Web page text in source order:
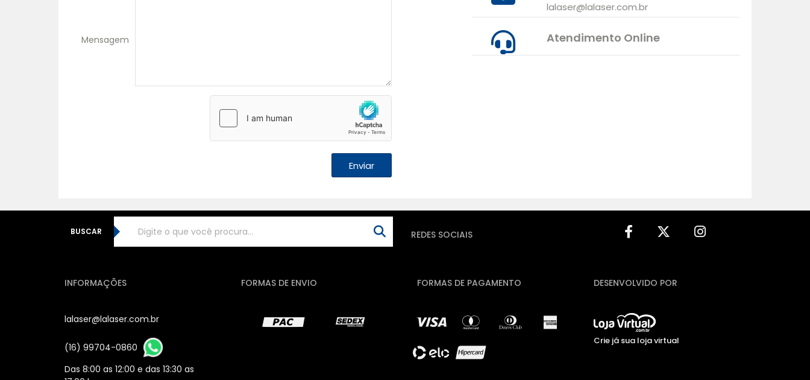
Mensagem
Enviar
lalaser@lalaser.com.br
Atendimento Online
BUSCAR REDES SOCIAIS
INFORMAÇÕES
lalaser@lalaser.com.br
(16) 99704-0860
Das 8:00 as 12:00 e das 13:30 as
FORMAS DE ENVIO FORMAS DE PAGAMENTO DESENVOLVIDO POR
Crie já sua loja virtual